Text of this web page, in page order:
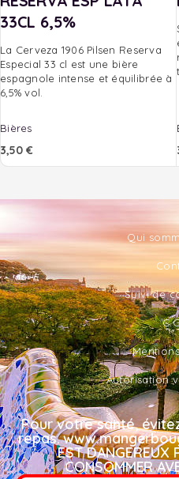
33CL 6,5%
La Cerveza 1906 Pilsen Reserva
Especial 33 cl est une bière
espagnole intense et équilibrée à
6,5% vol.
Bières
3,50 €
Qui
Suivi de
Autorisation
Pour votre santé,
repas.
EST DANGEREUX
CONSOMMER